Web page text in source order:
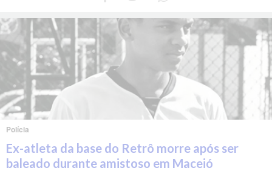
Polícia
Ex-atleta da base do Retrô morre após ser
baleado durante amistoso em Maceió